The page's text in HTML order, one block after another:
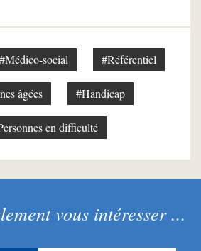
#Médico-social #Référentiel
âgées #Handicap
en difficulté
vous intéresser ...